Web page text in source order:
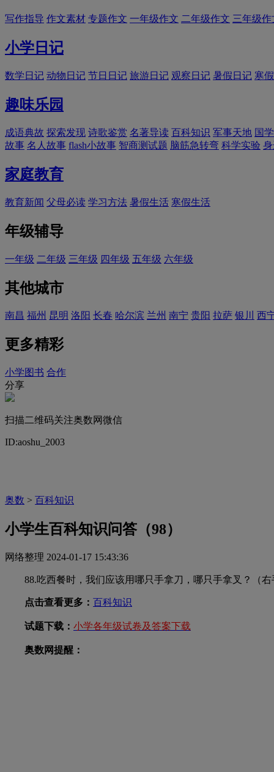
写作指导 作文素材 专题作文 一年级作文 二年级作文 三年级作
小学日记
数学日记 动物日记 节日日记 旅游日记 观察日记 暑假日记 寒
趣味乐园
成语典故 探索发现 诗歌鉴赏 名著导读 百科知识 军事天地 国
故事 名人故事 flash小故事 智商测试题 脑筋急转弯 科学实验
家庭教育
教育新闻 父母必读 学习方法 暑假生活 寒假生活
年级辅导
一年级 二年级 三年级 四年级 五年级 六年级
其他城市
南昌 福州 昆明 洛阳 长春 哈尔滨 兰州 南宁 贵阳 拉萨 银川 西
更多精彩
小学图书 合作
分享
扫描二维码关注奥数网微信
ID:aoshu_2003
奥数 > 百科知识
小学生百科知识问答（98）
网络整理 2024-01-17 15:43:36
88.吃西餐时，我们应该用哪只手拿刀，哪只手拿叉？（右
点击查看更多： 百科知识
试题下载： 小学各年级试卷及答案下载
奥数网提醒：